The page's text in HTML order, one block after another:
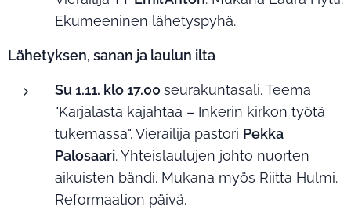
Ekumeeninen lähetyspyhä.
Lähetyksen, sanan ja laulun ilta
Su 1.11. klo 17.00 seurakuntasali. Teema
"Karjalasta kajahtaa – Inkerin kirkon työtä
tukemassa". Vierailija pastori Pekka
Palosaari. Yhteislaulujen johto nuorten
aikuisten bändi. Mukana myös Riitta Hulmi.
Reformaation päivä.